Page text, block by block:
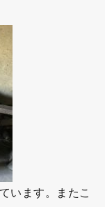
います。またこ